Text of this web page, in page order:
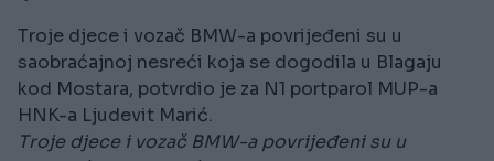
Troje djece i vozač BMW-a povrijeđeni su u
saobraćajnoj nesreći koja se dogodila u Blagaju
kod Mostara, potvrdio je za N1 portparol MUP-a
HNK-a Ljudevit Marić.
Troje djece i vozač BMW-a povrijeđeni su u